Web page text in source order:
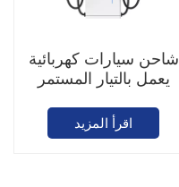
شاحن سيارات كهربائية
يعمل بالتيار المستمر
(مخرج مزدوج)
اقرأ المزيد